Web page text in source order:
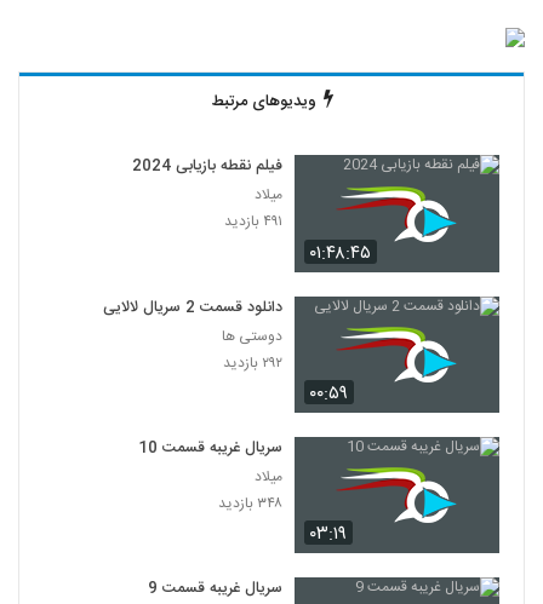
ویدیوهای مرتبط
۰۱:۴۸:۴۵
فیلم نقطه بازیابی 2024
میلاد
۴۹۱ بازدید
۰۰:۵۹
دانلود قسمت 2 سریال لالایی
دوستی ها
۲۹۲ بازدید
۰۳:۱۹
سریال غریبه قسمت 10
میلاد
۳۴۸ بازدید
سریال غریبه قسمت 9